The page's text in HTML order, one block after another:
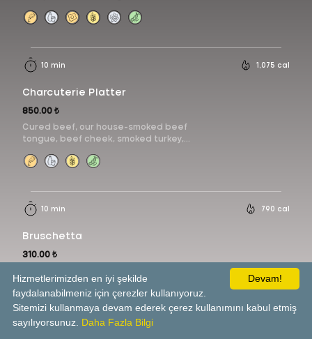
fruits, mixed nuts, jam
10 min 1,075 cal
Charcuterie Platter
850.00 ₺
Cured beef, our house-smoked beef
tongue, beef cheek, smoked turkey,
seasonal fruits, and mixed nuts.
10 min 790 cal
Bruschetta
310.00 ₺
oregano or basil, and extra virgin olive
oil.
Devam!
Hizmetlerimizden en iyi şekilde
faydalanabilmeniz için çerezler kullanıyoruz.
Sitemizi kullanmaya devam ederek çerez kullanımını kabul etmiş
sayılıyorsunuz. Daha Fazla Bilgi